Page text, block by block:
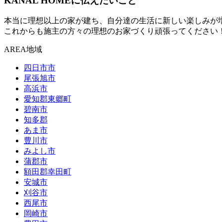
本当に理想以上の家が建ち、自分達の生活に新しい楽しみが
これからも施主の方々の理想のお家づくり頑張ってください！
AREA地域
四日市市
尾張旭市
高浜市
愛知郡東郷町
碧南市
知多郡
あま市
豊川市
みよし市
蒲郡市
額田郡幸田町
安城市
刈谷市
西尾市
岡崎市